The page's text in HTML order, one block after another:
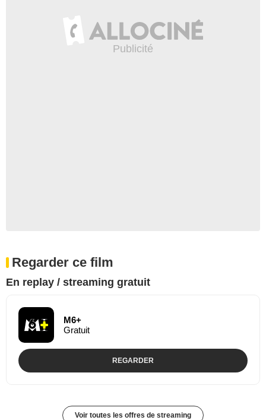
Regarder ce film
En replay / streaming gratuit
M6+
Gratuit
REGARDER
Voir toutes les offres de streaming